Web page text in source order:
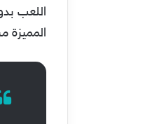
اللعب
المميزة